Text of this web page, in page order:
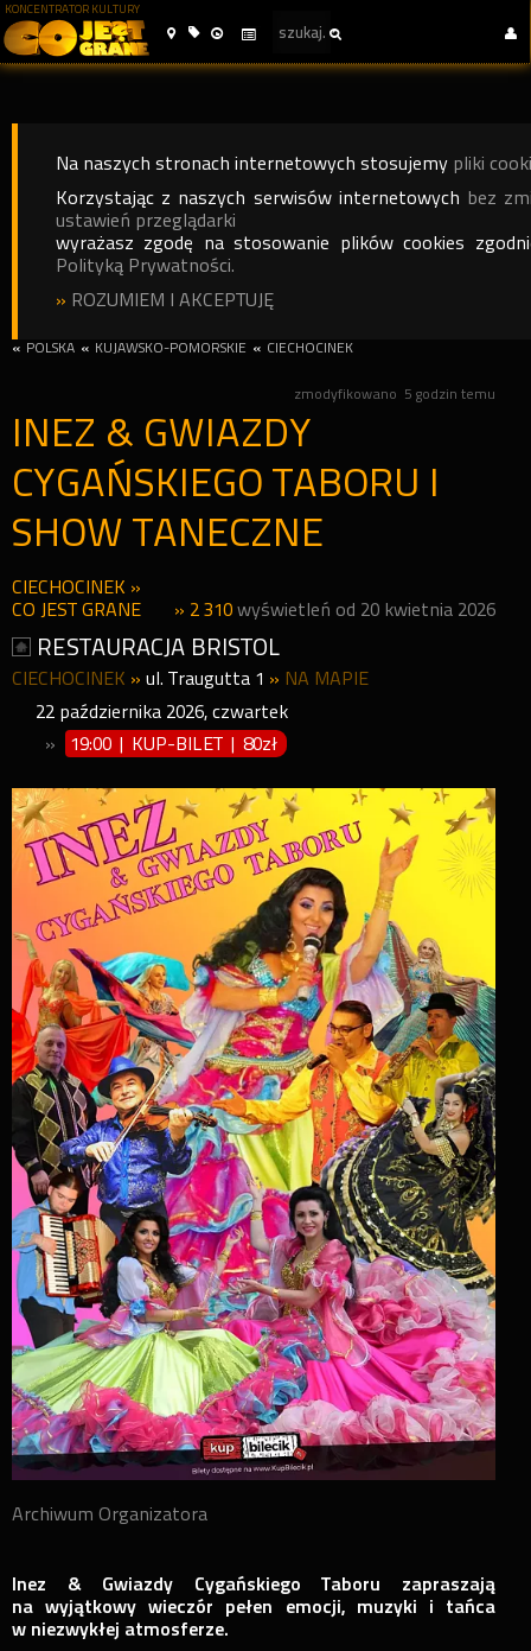
KONCENTRATOR KULTURY
Na naszych stronach internetowych stosujemy pliki
Korzystając z naszych serwisów internetowych bez
ustawień przeglądarki
wyrażasz zgodę na stosowanie plików cookies
Polityką Prywatności.
» ROZUMIEM I AKCEPTUJĘ
« POLSKA « KUJAWSKO-POMORSKIE « CIECHOCINEK
zmodyfikowano 5 godzin temu
INEZ & GWIAZDY
CYGAŃSKIEGO TABORU I
SHOW TANECZNE
CIECHOCINEK »
CO JEST GRANE
» 2 310 wyświetleń od 20 kwietnia 2026
RESTAURACJA BRISTOL
CIECHOCINEK » ul. Traugutta 1 » NA MAPIE
22 października 2026, czwartek
»
19:00 | KUP-BILET | 80zł
Archiwum Organizatora
Inez & Gwiazdy Cygańskiego Taboru zapraszają
na wyjątkowy wieczór pełen emocji, muzyki i tańca
w niezwykłej atmosferze.